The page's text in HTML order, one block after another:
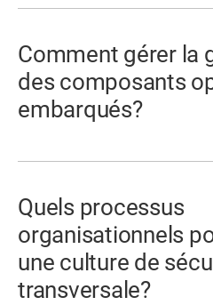
Comment gérer la
des composants
embarqués?
Quels processus
organisationnels
une culture de
transversale?